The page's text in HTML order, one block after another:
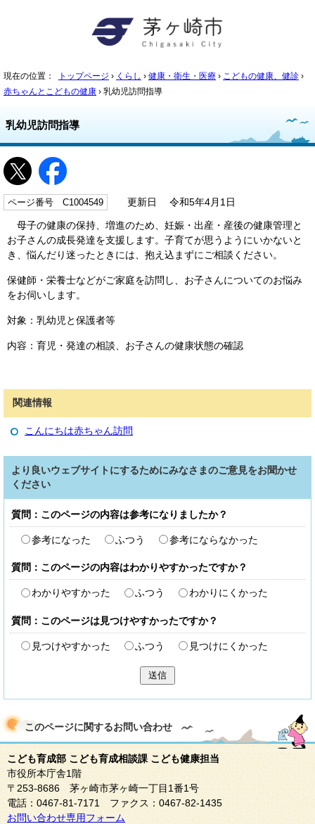
現在の位置： トップページ › くらし › 健康・衛生・医療 › こどもの健康、健診 ›
赤ちゃんとこどもの健康 › 乳幼児訪問指導
乳幼児訪問指導
ページ番号 C1004549 更新日 令和5年4月1日
母子の健康の保持、増進のため、妊娠・出産・産後の健康管理と
お子さんの成長発達を支援します。子育てが思うようにいかないと
き、悩んだり迷ったときには、抱え込まずにご相談ください。
保健師・栄養士などがご家庭を訪問し、お子さんについてのお悩み
をお伺いします。
対象：乳幼児と保護者等
内容：育児・発達の相談、お子さんの健康状態の確認
関連情報
こんにちは赤ちゃん訪問
より良いウェブサイトにするためにみなさまのご意見をお聞かせ
ください
質問：このページの内容は参考になりましたか？
参考になった ふつう 参考にならなかった
質問：このページの内容はわかりやすかったですか？
わかりやすかった ふつう わかりにくかった
質問：このページは見つけやすかったですか？
見つけやすかった ふつう 見つけにくかった
送信
このページに関するお問い合わせ
こども育成部 こども育成相談課 こども健康担当
市役所本庁舎1階
〒253-8686 茅ヶ崎市茅ヶ崎一丁目1番1号
電話：0467-81-7171 ファクス：0467-82-1435
お問い合わせ専用フォーム